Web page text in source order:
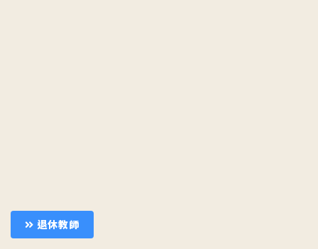
退休教師